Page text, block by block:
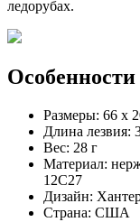
ледорубах.
Размеры: 66 x
Длина лезвия:
Вес: 28 г
Материал:
12C27
Дизайн:
Страна: США